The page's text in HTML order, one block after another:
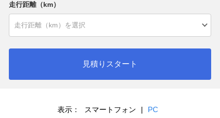
走行距離（km）
見積りスタート
表示： スマートフォン | PC